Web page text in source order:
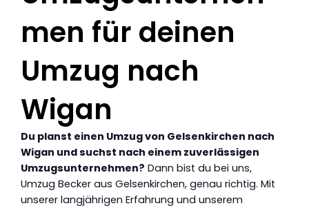
men für deinen
Umzug nach
Wigan
Du planst einen Umzug von Gelsenkirchen nach
Wigan und suchst nach einem zuverlässigen
Umzugsunternehmen? Dann bist du bei uns,
Umzug Becker aus Gelsenkirchen, genau richtig. Mit
unserer langjährigen Erfahrung und unserem